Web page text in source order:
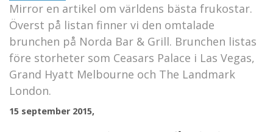
Mirror en artikel om världens bästa frukostar.
Överst på listan finner vi den omtalade
brunchen på Norda Bar & Grill. Brunchen listas
före storheter som Ceasars Palace i Las Vegas,
Grand Hyatt Melbourne och The Landmark
London.
15 september 2015,